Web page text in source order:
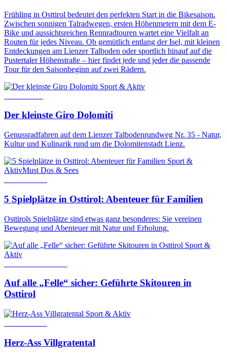
Frühling in Osttirol bedeutet den perfekten Start in die Bikesaison.
Zwischen sonnigen Talradwegen, ersten Höhenmetern mit dem E-
Bike und aussichtsreichen Rennradtouren wartet eine Vielfalt an
Routen für jedes Niveau. Ob gemütlich entlang der Isel, mit kleinen
Entdeckungen am Lienzer Talboden oder sportlich hinauf auf die
Pustertaler Höhenstraße – hier findet jede und jeder die passende
Tour für den Saisonbeginn auf zwei Rädern.
Sport & Aktiv
Der kleinste Giro Dolomiti
Genussradfahren auf dem Lienzer Talbodenrundweg Nr. 35 - Natur,
Kultur und Kulinarik rund um die Dolomitenstadt Lienz.
Sport &
AktivMust Dos & Sees
5 Spielplätze in Osttirol: Abenteuer für Familien
Osttirols Spielplätze sind etwas ganz besonderes: Sie vereinen
Bewegung und Abenteuer mit Natur und Erholung.
Sport &
Aktiv
Auf alle „Felle“ sicher: Geführte Skitouren in
Osttirol
Sport & Aktiv
Herz-Ass Villgratental